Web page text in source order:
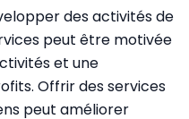
des activités de
peut être motivée
et une
Offrir des services
peut améliorer